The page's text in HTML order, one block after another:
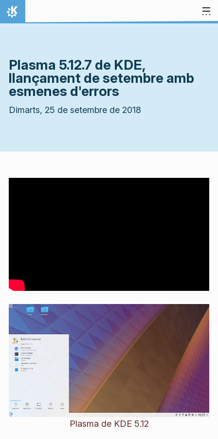
Salta al contingut
Inici
Plasma 5.12.7 de KDE,
llançament de setembre amb
esmenes d'errors
Dimarts, 25 de setembre de 2018
Plasma de KDE 5.12